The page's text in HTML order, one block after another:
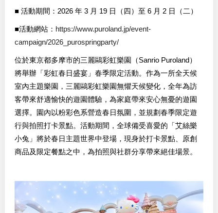
■ 活動期間：2026 年 3 月 19 日（四）至 6 月 2 日（二）
■活動網站： https://www.puroland.jp/event-
campaign/2026_purospringparty/
位於東京都多摩市的三麗鷗彩虹樂園（Sanrio Puroland）
將舉辦「彩虹春日盛宴」春季限定活動。作為一所全天候
室內主題樂園，三麗鷗彩虹樂園無懼天候變化，全年為訪
客帶來舒適愉快的遊園體驗，為家庭帶來安心無憂的遊園
選擇。園內以粉彩色系營造春日氛圍，並規劃春季限定遊
行與拍照打卡景點。活動期間，全球備受喜愛的「艾絲樂
小兔」將於春日主題世界中登場，現身於打卡景點、原創
商品及限定餐點之中，為拍照與社群分享帶來絕佳場景。